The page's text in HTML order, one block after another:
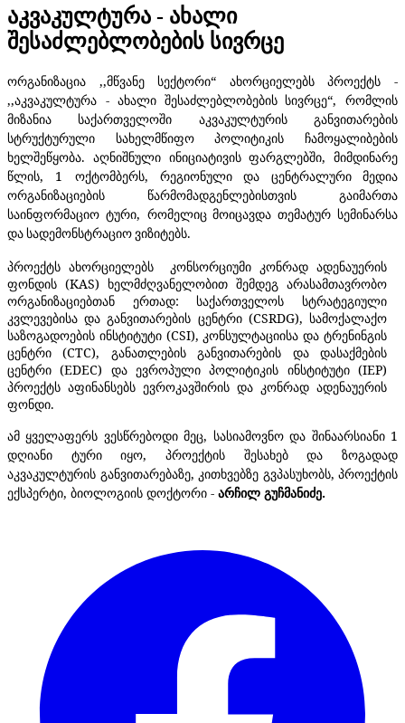
აკვაკულტურა - ახალი
შესაძლებლობების სივრცე
ორგანიზაცია ,,მწვანე სექტორი“ ახორციელებს პროექტს -
,,აკვაკულტურა -ახალი შესაძლებლობების სივრცე“,რომლის
მიზანია
საქართველოში აკვაკულტურის
განვითარების
სტრუქტურული
სახელმწიფო პოლიტიკის
ჩამოყალიბების
ხელშეწყობა.აღნიშნული ინიციატივის ფარგლებში, მიმდინარე
წლის, 1 ოქტომბერს,რეგიონული და ცენტრალური
მედია
ორგანიზაციების
წარმომადგენლებისთვის
გაიმართა
საინფორმაციო ტური, რომელიც მოიცავდა თემატურ სემინარსა
დასადემონსტრაციოვიზიტებს.
პროექტს ახორციელებს კონსორციუმი კონრად ადენაუერის
ფონდის (KAS) ხელმძღვანელობით შემდეგ არასამთავრობო
ორგანიზაციებთან ერთად: საქართველოს სტრატეგიული
კვლევებისა და განვითარების ცენტრი (CSRDG), სამოქალაქო
საზოგადოების ინსტიტუტი (CSI), კონსულტაციისა და ტრენინგის
ცენტრი (CTC), განათლების განვითარების და დასაქმების
ცენტრი (EDEC) და ევროპული პოლიტიკის ინსტიტუტი (IEP)
პროექტს აფინანსებს ევროკავშირის და კონრად ადენაუერის
ფონდი.
ამ ყველაფერს ვესწრებოდი მეც, სასიამოვნო და შინაარსიანი 1
დღიანი ტური იყო, პროექტის შესახებ და ზოგადად
აკვაკულტურის განვითარებაზე, კითხვებზე გვპასუხობს, პროექტის
ექსპერტი, ბიოლოგიის დოქტორი - არჩილ გუჩმანიძე.